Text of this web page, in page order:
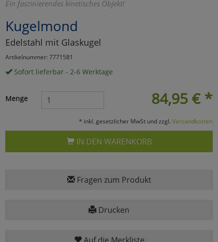
Ein faszinierendes kinetisches Objekt!
Kugelmond
Edelstahl mit Glaskugel
Artikelnummer: 7771581
Sofort lieferbar - 2-6 Werktage
84,95 € *
Menge
* inkl. gesetzlicher MwSt und zzgl. Versandkosten
IN DEN WARENKORB
Fragen zum Produkt
Drucken
Umfragetools
Einstellungen speichern
zurückzu Haupptseite